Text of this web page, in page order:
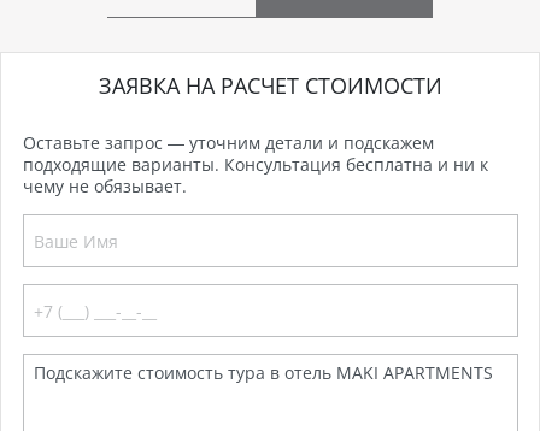
ЗАЯВКА НА РАСЧЕТ СТОИМОСТИ
Оставьте запрос — уточним детали и подскажем
подходящие варианты. Консультация бесплатна и ни к
чему не обязывает.